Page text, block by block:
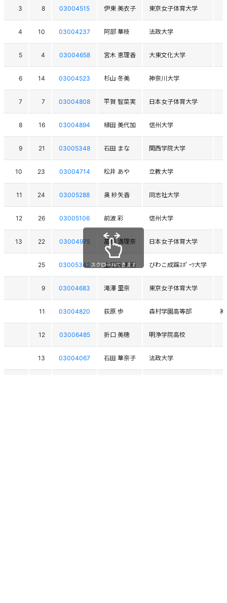
3 8 03004515 伊東 美衣子 東京女子体育大学
4 10 03004237 阿部 華枝 法政大学
5 4 03004658 宮木 恵理香 大東文化大学
6 14 03004523 杉山 冬美 神奈川大学
7 7 03004808 平賀 智菜実 日本女子体育大学
8 16 03004894 植田 美代加 信州大学
9 21 03005348 石田 まな 関西学院大学
10 23 03004714 松井 あや 立教大学
11 24 03005288 奥 紗矢香 同志社大学
12 26 03005106 前波 彩 信州大学
13 22 03004975 高橋 満理奈 日本女子体育大学
25 03005342 上江洲 美樹 びわこ成蹊ｽﾎﾟｰﾂ大学
9 03004683 滝澤 里奈 東京女子体育大学
11 03004820 荻原 歩 森村学園高等部
12 03006485 折口 美穂 明浄学院高校
13 03004067 石田 華奈子 法政大学
スクロールできます